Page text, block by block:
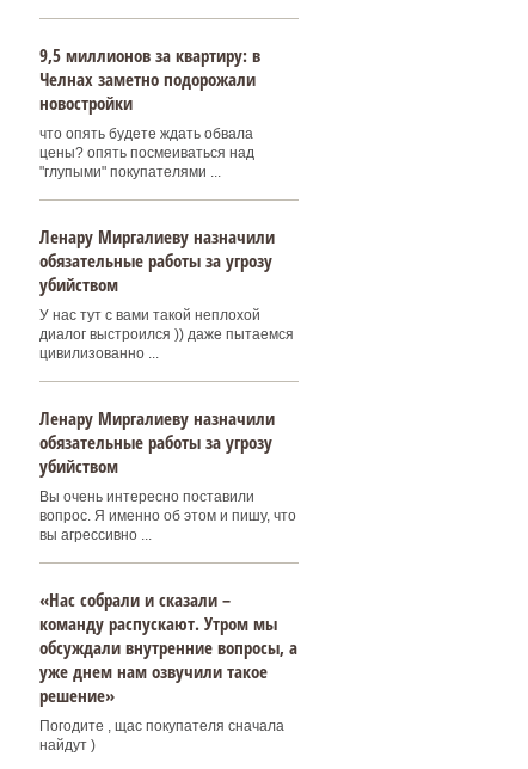
9,5 миллионов за квартиру: в
Челнах заметно подорожали
новостройки
что опять будете ждать обвала
цены? опять посмеиваться над
"глупыми" покупателями ...
Ленару Миргалиеву назначили
обязательные работы за угрозу
убийством
У нас тут с вами такой неплохой
диалог выстроился )) даже пытаемся
цивилизованно ...
Ленару Миргалиеву назначили
обязательные работы за угрозу
убийством
Вы очень интересно поставили
вопрос. Я именно об этом и пишу, что
вы агрессивно ...
«Нас собрали и сказали –
команду распускают. Утром мы
обсуждали внутренние вопросы, а
уже днем нам озвучили такое
решение»
Погодите , щас покупателя сначала
найдут )